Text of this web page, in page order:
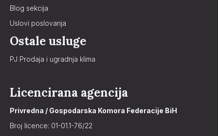
Blog sekcija
Uslovi poslovanja
Ostale usluge
PJ Prodaja i ugradnja klima
Licencirana agencija
Privredna / Gospodarska Komora Federacije BiH
Broj licence: 01-01.1-76/22